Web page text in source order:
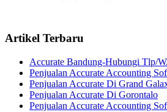
Artikel Terbaru
Accurate Bandung-Hubungi Tlp/
Penjualan Accurate Accounting
Penjualan Accurate Di Grand
Penjualan Accurate Di Gorontalo
Penjualan Accurate Accounting